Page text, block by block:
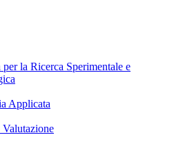
per la Ricerca Sperimentale e
Applicata
Valutazione